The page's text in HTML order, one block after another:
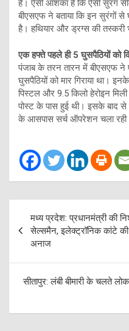
है। ऐसी आशंका है कि ऐसी सुरंग
बीएसएफ ने बताया कि इन सुरंगों से
है। हथियार और ड्रग्स की तस्करी
एक हफ्ते पहले ही 5 घुसपैठियों को
पंजाब के तरन तारन में बीएसएफ ने
घुसपैठियों को मार गिराया था।
पिस्टल और 9.5 किलो हेरोइन
पोस्ट के पास हुई थी। इसके बाद से
के आसपास सर्च ऑपरेशन चला रही
navigation
मध्य प्रदेश: प्रधानमंत्री की
सेल्समैन, इलेक्ट्रॉनिक कांटे की
अनाज
सीतापुर: लंबी बीमारी के चलते